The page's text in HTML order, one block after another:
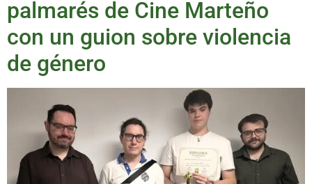
palmarés de Cine Marteño
con un guion sobre violencia
de género